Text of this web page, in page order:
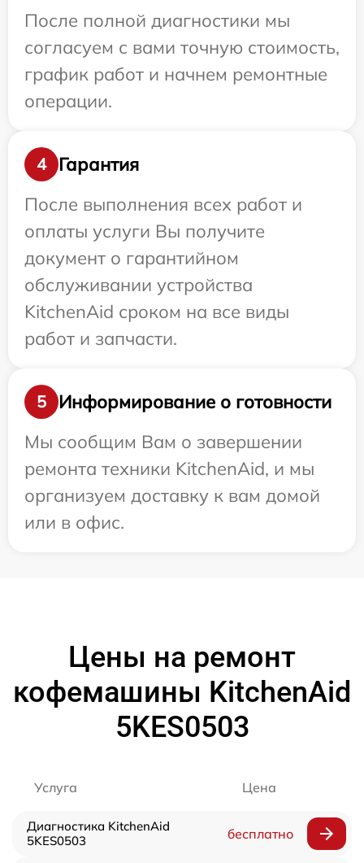
После полной диагностики мы
согласуем с вами точную стоимость,
график работ и начнем ремонтные
операции.
4
Гарантия
После выполнения всех работ и
оплаты услуги Вы получите
документ о гарантийном
обслуживании устройства
KitchenAid сроком на все виды
работ и запчасти.
5
Информирование о готовности
Мы сообщим Вам о завершении
ремонта техники KitchenAid, и мы
организуем доставку к вам домой
или в офис.
Цены на ремонт
кофемашины KitchenAid
5KES0503
Услуга Цена
Диагностика KitchenAid
5KES0503
бесплатно